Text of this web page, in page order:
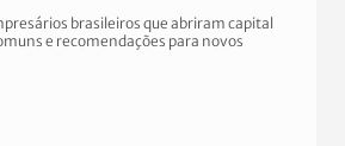
brasileiros que abriram capital
e recomendações para novos